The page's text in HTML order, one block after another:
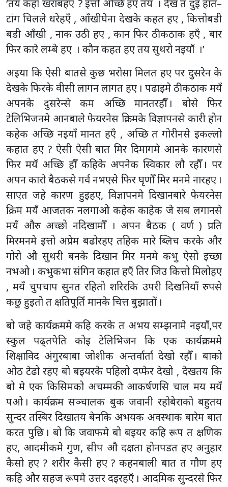
‘तय कहाँ खराबहए ? इत्तो अच्छि हए तय । देख त दुइ हात–
टांग चिलले धरेहएँ , आँखीघेना देखके कहत हए , कित्तोबडी
बडी आँखी , नाक उठी हए , कान फिर ठीकठाक हएँ , बार
फिर कारे लम्बे हए । कौन कहत हए तय सुथरो नइयाँ ।’
अइया कि ऐसी बातसे कुछ भरोसा मिलत हए पर दुसरेन के
देखके फिरके वीसी लागन लागत हए । पढाइमे ठीकठाक मयँ
अपनके दुसरेन्से कम अच्छि मानतरहौँ । बोसे फिर
टेलिभिजनमे आनबाले फेयरनेस क्रिमके विज्ञापनसे कारी होन
कहेक अच्छि नइयाँ मानत हएँ , अच्छि त गोरीनसे इकल्लो
कहात हए ? ऐसी ऐसी बात मिर दिमागमे आनके कारणसे
फिर मयँ अच्छि हौँ कहिके अपनेक स्विकार लौ रहौँ । पर
अपन कारो बैठकसे गर्व नभएसे फिर घृणौँ मिर मनमे नारहए ।
साएत जहे कारण हुइहए, विज्ञापनमे दिखानबारे फेयरनेस
क्रिम मयँ आजतक नलगाओ कहेक काहेक जे सब लगानसे
मयँ औरु अच्छो नदिखामौँ । अपन बैठक ( वर्ण ) प्रति
मिरमनमे इत्तो अप्रेम बढोरहए तहिक मारे ब्लिच करके और
गोरो औ सुथरी बनके दिखान मिर मनमे कभु ऐसो इच्छा
नभओ । कभुकभा संगिन कहात हएँ तिर जिउ कित्तो मिलोहए
, मयँ चुपचाप सुनत रहितो शरिरकि उपरी दिखनियाँ रुपसे
कछु हुइतो त क्षतिपूर्ति मानके चित्त बुझातों ।
बो जहे कार्यक्रममे कहि करके त अभय सम्झनामे नइयाँ,पर
स्कुल पढ्तपेति कोइ टेलिभिजन कि एक कार्यक्रममे
शिक्षाविद अंगुरबाबा जोशीक अन्तर्वार्ता देखो रहौँ । बाको
ओठ टेढो रहए बो बइयरके पहिलो दप्फेर देखो , देखतय कि
बो मे एक किसिमको अचम्मकी आकर्षणसि चाल मय मयँ
पओ । कार्यक्रम सञ्चालक बुक जवानी रहोबेराको बहुतय
सुन्दर तस्बिर दिखातय बेनकि अभयक अवस्थाक बारेम बात
करत पुछि । बो कि जवाफमे बो बइयर कहि रूप त क्षणिक
हए, आदमीकमे गुण, सीप औ दक्षता होनपडत हए अनुहार
कैसो हए ? शरीर कैसी हए ? कहनबाली बात त गौण हए
कहि और सहज रूपमे उत्तर दइरहएँ । आदमिक सुन्दरसे फिर